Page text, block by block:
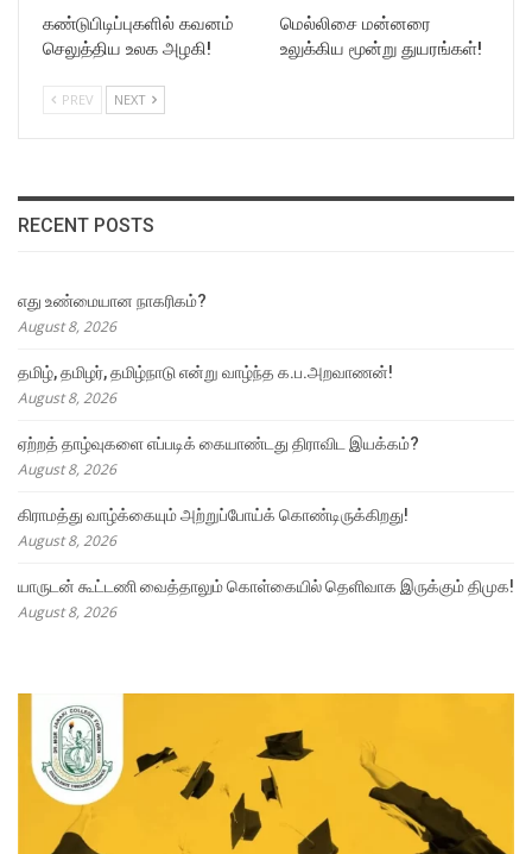
கண்டுபிடிப்புகளில் கவனம்
செலுத்திய உலக அழகி!
மெல்லிசை மன்னரை
உலுக்கிய மூன்று துயரங்கள்!
PREV NEXT
RECENT POSTS
எது உண்மையான நாகரிகம்?
August 8, 2026
தமிழ், தமிழர், தமிழ்நாடு என்று வாழ்ந்த க.ப.அறவாணன்!
August 8, 2026
ஏற்றத் தாழ்வுகளை எப்படிக் கையாண்டது திராவிட இயக்கம்?
August 8, 2026
கிராமத்து வாழ்க்கையும் அற்றுப்போய்க் கொண்டிருக்கிறது!
August 8, 2026
யாருடன் கூட்டணி வைத்தாலும் கொள்கையில் தெளிவாக இருக்கும் திமுக!
August 8, 2026